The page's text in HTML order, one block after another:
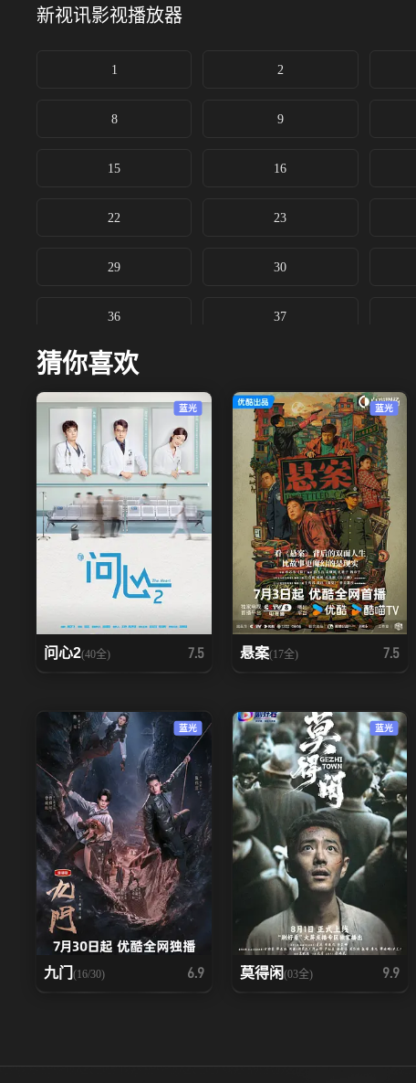
新视讯影视播放器
1 2
8 9
15 16
22 23
29 30
36 37
猜你喜欢
蓝光
问心2(40全) 7.5
蓝光
悬案(17全) 7.5
蓝光
九门 (16/30) 6.9
蓝光
莫得闲(03全) 9.9